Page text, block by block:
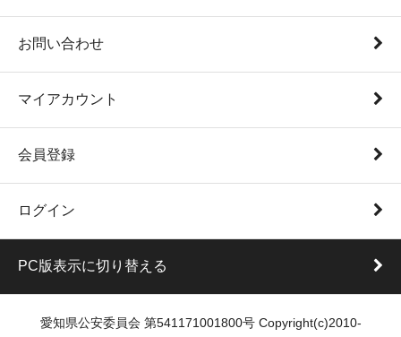
お問い合わせ
マイアカウント
会員登録
ログイン
PC版表示に切り替える
愛知県公安委員会 第541171001800号 Copyright(c)2010-